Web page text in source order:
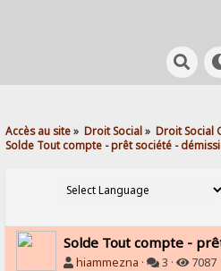
Accès au site» Droit Social» Droit Social
Solde Tout compte - prêt société -
Solde Tout compte -
hiammezna · 3 · 7087